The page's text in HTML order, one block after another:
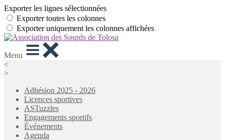
Exporter les lignes sélectionnées
Exporter toutes les colonnes
Exporter uniquement les colonnes affichées
Menu
<
>
Adhésion 2025 - 2026
Licences sportives
ASTuzzles
Engagements sportifs
Événements
Agenda